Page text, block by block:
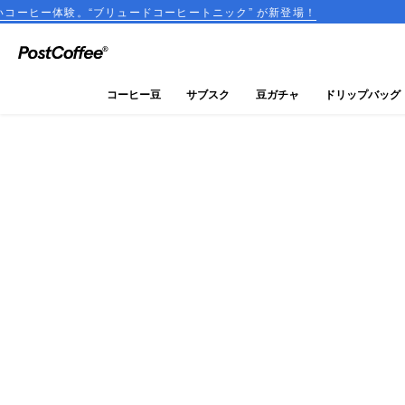
リュードコーヒートニック” が新登場！ 税込2,000円
close
コーヒー豆 サブスク 豆ガチャ ドリップバッグ